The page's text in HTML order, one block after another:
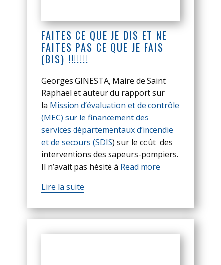
FAITES CE QUE JE DIS ET NE
FAITES PAS CE QUE JE FAIS
(BIS) !!!!!!!
Georges GINESTA, Maire de Saint
Raphaël et auteur du rapport sur
la Mission d’évaluation et de contrôle
(MEC) sur le financement des
services départementaux d’incendie
et de secours (SDIS) sur le coût des
interventions des sapeurs-pompiers.
Il n’avait pas hésité à Read more
Lire la suite